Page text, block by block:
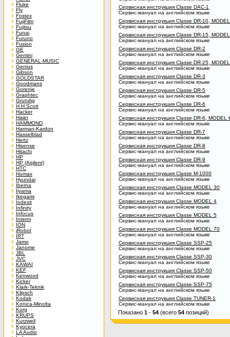
Fluke
Fly
Fostex
FujiFilm
Fujitsu
Funai
Furuno
Fusion
GE
Gemini
GENERAL-MUSIC
Genius
Gibson
GOLDSTAR
Goodmans
Gorenje
Graphtec
Grundig
H.H.Scott
Hacker
Haier
HAMMOND
Harman-Kardon
Hasselblad
Hertz
Hisense
Hitachi
HP
HP (Agilent)
HTC
Humax
Hyundai
Iberna
Iiyama
Ikegami
Indesit
Infinity
Infocus
Interm
ION
iRobot
IRT
Jamo
Janome
JBL
JVC
KAWAI
KEF
Kenwood
Kicker
Klark-Teknik
Klipsch
Kodak
Konica-Minolta
Korg
KRUPS
Kurzweil
Kyocera
LA Audio
Сервисная инструкция Classe DAC-1
Сервис-мануал на английском языке
Сервисная инструкция Classe DR-10,
Сервис-мануал на английском языке
Сервисная инструкция Classe DR-15,
Сервис-мануал на английском языке
Сервисная инструкция Classe DR-2
Сервис-мануал на английском языке
Сервисная инструкция Classe DR-25,
Сервис-мануал на английском языке
Сервисная инструкция Classe DR-3
Сервис-мануал на английском языке
Сервисная инструкция Classe DR-5
Сервис-мануал на английском языке
Сервисная инструкция Classe DR-6
Сервис-мануал на английском языке
Сервисная инструкция Classe DR-6, MODEL
Сервис-мануал на английском языке
Сервисная инструкция Classe DR-7
Сервис-мануал на английском языке
Сервисная инструкция Classe DR-8
Сервис-мануал на английском языке
Сервисная инструкция Classe DR-9
Сервис-мануал на английском языке
Сервисная инструкция Classe M-1000
Сервис-мануал на английском языке
Сервисная инструкция Classe MODEL 30
Сервис-мануал на английском языке
Сервисная инструкция Classe MODEL 4
Сервис-мануал на английском языке
Сервисная инструкция Classe MODEL 5
Сервис-мануал на английском языке
Сервисная инструкция Classe MODEL 70
Сервис-мануал на английском языке
Сервисная инструкция Classe SSP-25
Сервис-мануал на английском языке
Сервисная инструкция Classe SSP-30
Сервис-мануал на английском языке
Сервисная инструкция Classe SSP-50
Сервис-мануал на английском языке
Сервисная инструкция Classe SSP-75
Сервис-мануал на английском языке
Сервисная инструкция Classe TUNER-1
Сервис-мануал на английском языке
Показано 1 - 54 (всего 54 позиций)